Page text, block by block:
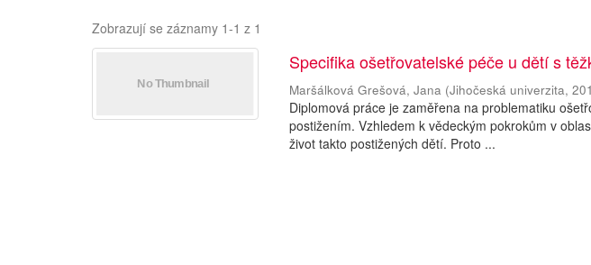
Zobrazují se záznamy 1-1 z 1
Specifika ošetřovatelské péče u dětí s
Maršálková Grešová, Jana (Jihočeská univerzita,
Diplomová práce je zaměřena na problematiku
postižením. Vzhledem k vědeckým pokrokům v
život takto postižených dětí. Proto ...